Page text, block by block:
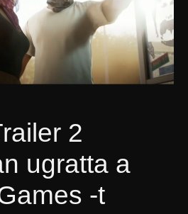
2
ugratta a
-t